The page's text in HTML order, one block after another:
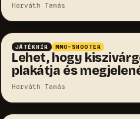
Horváth Tamás
JÁTÉKHÍR MMO-SHOOTER
Lehet, hogy
plakátja és
Horváth Tamás